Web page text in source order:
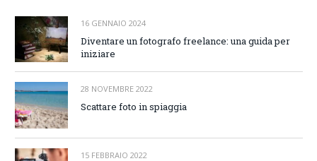
16 GENNAIO 2024
Diventare un fotografo freelance: una guida per
iniziare
28 NOVEMBRE 2022
Scattare foto in spiaggia
15 FEBBRAIO 2022